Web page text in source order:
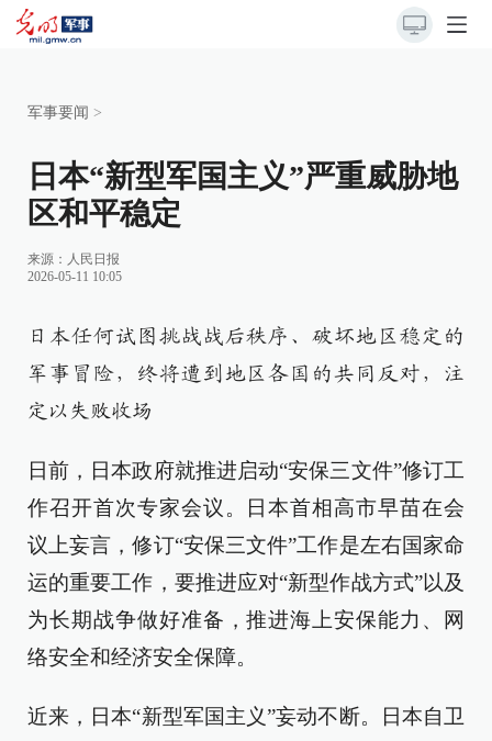
军事要闻 >
日本“新型军国主义”严重威胁地
区和平稳定
来源： 人民日报
2026-05-11 10:05
日本任何试图挑战战后秩序、破坏地区稳定的
军事冒险，终将遭到地区各国的共同反对，注
定以失败收场
日前，日本政府就推进启动“安保三文件”修订工
作召开首次专家会议。日本首相高市早苗在会
议上妄言，修订“安保三文件”工作是左右国家命
运的重要工作，要推进应对“新型作战方式”以及
为长期战争做好准备，推进海上安保能力、网
络安全和经济安全保障。
近来，日本“新型军国主义”妄动不断。日本自卫